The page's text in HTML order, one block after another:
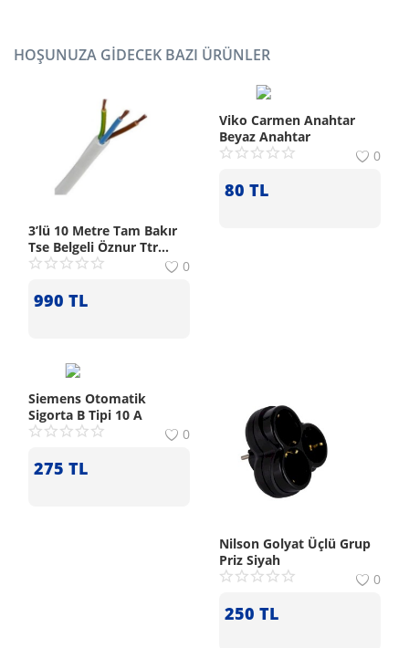
HOŞUNUZA GIDECEK BAZI ÜRÜNLER
3’lü 10 Metre Tam Bakır
Tse Belgeli Öznur Ttr
Siyah Uzatma Kablo
0
990 TL
Viko Carmen Anahtar
Beyaz Anahtar
0
80 TL
Siemens Otomatik
Sigorta B Tipi 10 A
0
275 TL
Nilson Golyat Üçlü Grup
Priz Siyah
0
250 TL